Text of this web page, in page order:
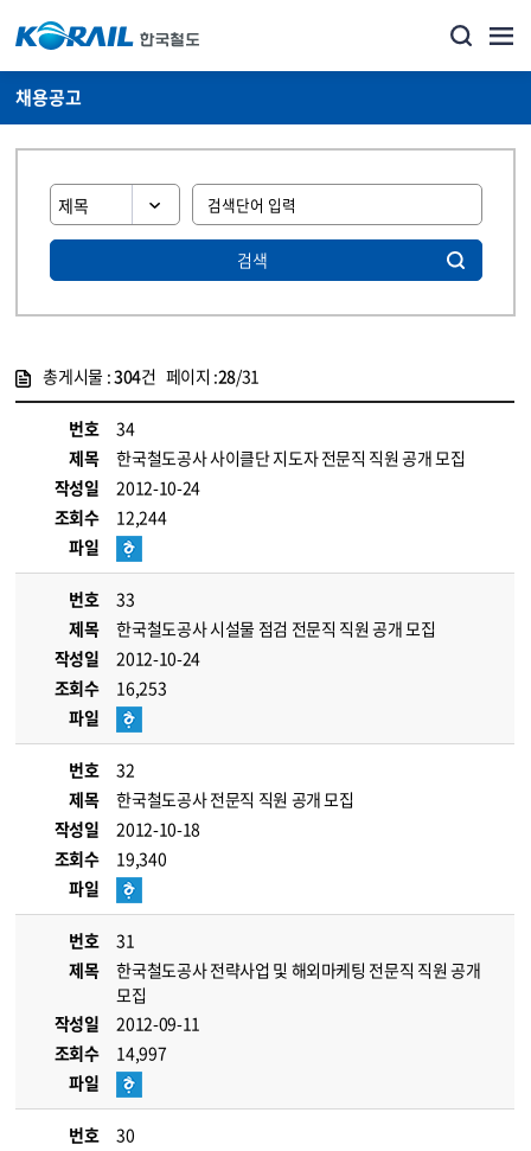
채용공고
검색
총게시물 :304건 페이지 :28/31
번호
34
제목
한국철도공사 사이클단 지도자 전문직 직원 공개 모집
작성일
2012-10-24
조회수
12,244
파일
번호
33
제목
한국철도공사 시설물 점검 전문직 직원 공개 모집
작성일
2012-10-24
조회수
16,253
파일
번호
32
제목
한국철도공사 전문직 직원 공개 모집
작성일
2012-10-18
조회수
19,340
파일
번호
31
제목
한국철도공사 전략사업 및 해외마케팅 전문직 직원 공개
모집
작성일
2012-09-11
조회수
14,997
파일
번호
30